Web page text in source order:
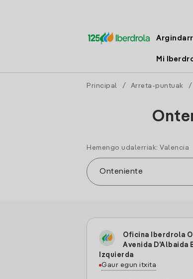
Mi
Principal / Arreta-puntuak /
Hemengo udalerriak: Valencia
Oficina Iberdrola
Avenida D'Albaida
Izquierda
Gaur egun itxita